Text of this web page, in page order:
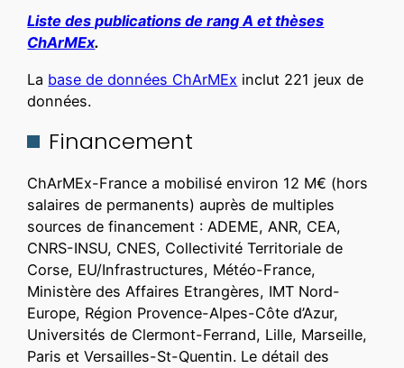
Liste des publications de rang A et thèses
ChArMEx.
La base de données ChArMEx inclut 221 jeux de
données.
Financement
ChArMEx-France a mobilisé environ 12 M€ (hors
salaires de permanents) auprès de multiples
sources de financement : ADEME, ANR, CEA,
CNRS-INSU, CNES, Collectivité Territoriale de
Corse, EU/Infrastructures, Météo-France,
Ministère des Affaires Etrangères, IMT Nord-
Europe, Région Provence-Alpes-Côte d’Azur,
Universités de Clermont-Ferrand, Lille, Marseille,
Paris et Versailles-St-Quentin. Le détail des